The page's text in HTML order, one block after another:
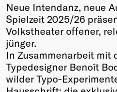
Neue Intendanz, neue
Spielzeit 2025/26
Volkstheater offener,
jünger.
In Zusammenarbeit mit
Typedesigner Benoît
wilder Typo-